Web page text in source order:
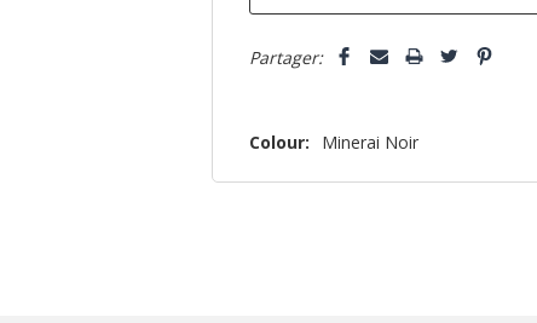
Partager:
Colour: Minerai Noir